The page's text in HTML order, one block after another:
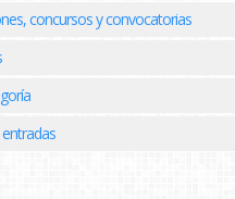
concursos y convocatorias